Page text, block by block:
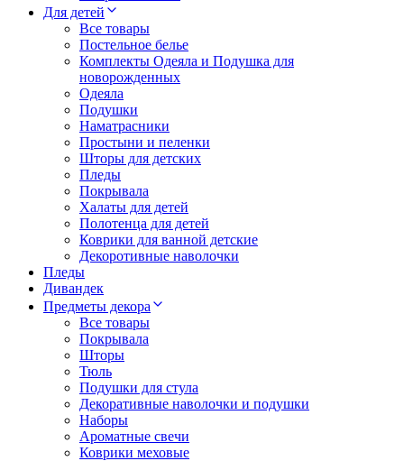
Для детей
Все товары
Постельное белье
Комплекты Одеяла и Подушка для
новорожденных
Одеяла
Подушки
Наматрасники
Простыни и пеленки
Шторы для детских
Пледы
Покрывала
Халаты для детей
Полотенца для детей
Коврики для ванной детские
Декоротивные наволочки
Пледы
Дивандек
Предметы декора
Все товары
Покрывала
Шторы
Тюль
Подушки для стула
Декоративные наволочки и подушки
Наборы
Ароматные свечи
Коврики меховые